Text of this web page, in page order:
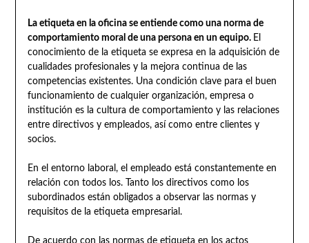
La etiqueta en la oficina se entiende como una norma de
comportamiento moral de una persona en un equipo. El
conocimiento de la etiqueta se expresa en la adquisición de
cualidades profesionales y la mejora continua de las
competencias existentes. Una condición clave para el buen
funcionamiento de cualquier organización, empresa o
institución es la cultura de comportamiento y las relaciones
entre directivos y empleados, así como entre clientes y
socios.
En el entorno laboral, el empleado está constantemente en
relación con todos los. Tanto los directivos como los
subordinados están obligados a observar las normas y
requisitos de la etiqueta empresarial.
De acuerdo con las normas de etiqueta en los actos